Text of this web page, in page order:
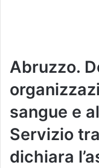
Abruzzo.
sangue e
Servizio
dichiara